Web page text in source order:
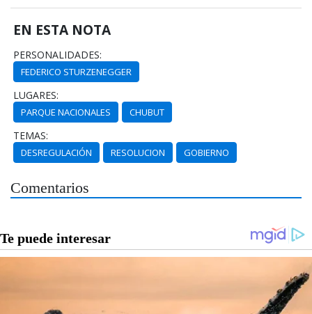
EN ESTA NOTA
PERSONALIDADES:
FEDERICO STURZENEGGER
LUGARES:
PARQUE NACIONALES CHUBUT
TEMAS:
DESREGULACIÓN RESOLUCION GOBIERNO
Comentarios